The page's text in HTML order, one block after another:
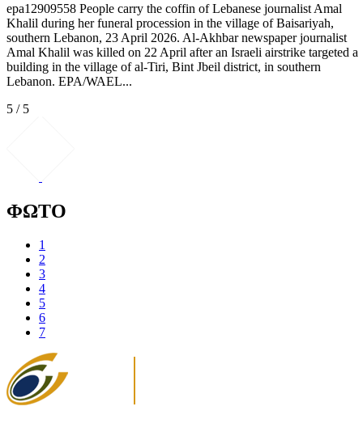
epa12909558 People carry the coffin of Lebanese journalist Amal
Khalil during her funeral procession in the village of Baisariyah,
southern Lebanon, 23 April 2026. Al-Akhbar newspaper journalist
Amal Khalil was killed on 22 April after an Israeli airstrike targeted a
building in the village of al-Tiri, Bint Jbeil district, in southern
Lebanon. EPA/WAEL...
5 / 5
ΦΩΤΟ
1
2
3
4
5
6
7